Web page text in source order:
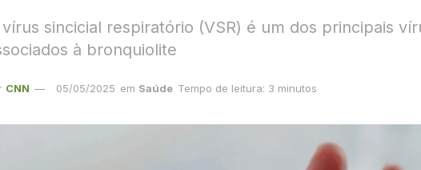
vírus sincicial respiratório (VSR) é um dos principais
à bronquiolite
CNN 05/05/2025 em Saúde Tempo de leitura: 3 minutos